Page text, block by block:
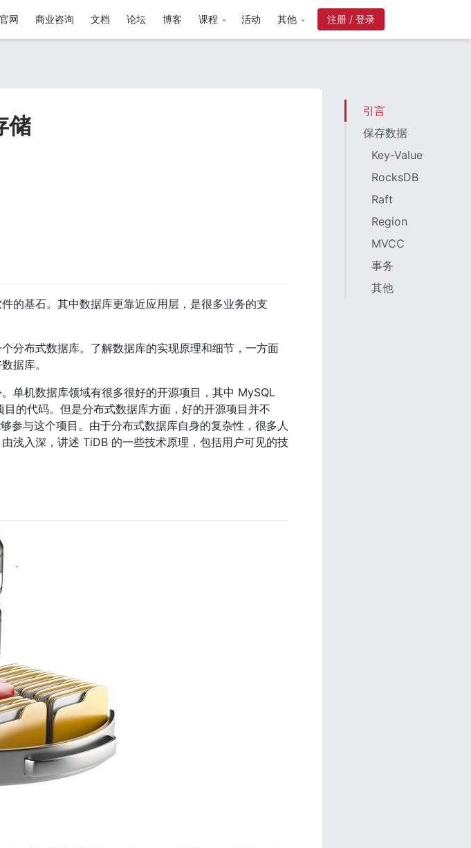
官网 商业咨询 文档 论坛 博客 课程 活动 其他 注册 / 登录
储
的基石。其中数据库更靠近应用层，是很多业务的支
分布式数据库。了解数据库的实现原理和细节，一方面
据库。
单机数据库领域有很多很好的开源项目，其中 MySQL
的代码。但是分布式数据库方面，好的开源项目并不
参与这个项目。由于分布式数据库自身的复杂性，很多人
浅入深，讲述 TiDB 的一些技术原理，包括用户可见的技
引言
保存数据
Key-Value
RocksDB
Raft
Region
MVCC
事务
其他